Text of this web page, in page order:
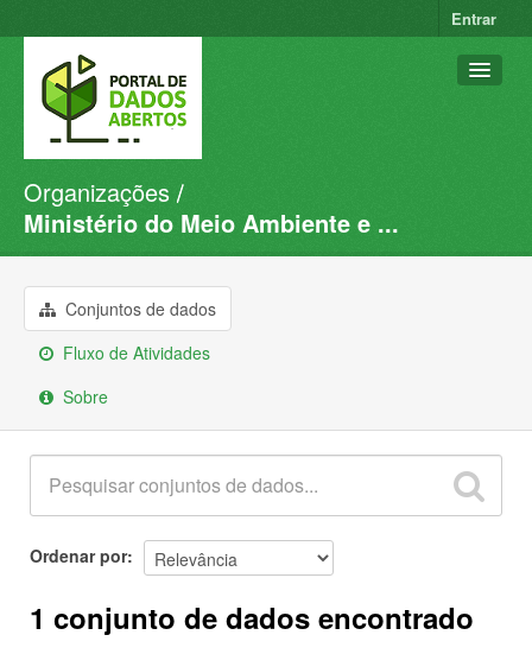
Entrar
Conjuntos de dados
Organizações
Sobre
Organizações
Ministério do Meio Ambiente e ...
Conjuntos de dados
Fluxo de Atividades
Sobre
Ordenar por
1 conjunto de dados encontrado